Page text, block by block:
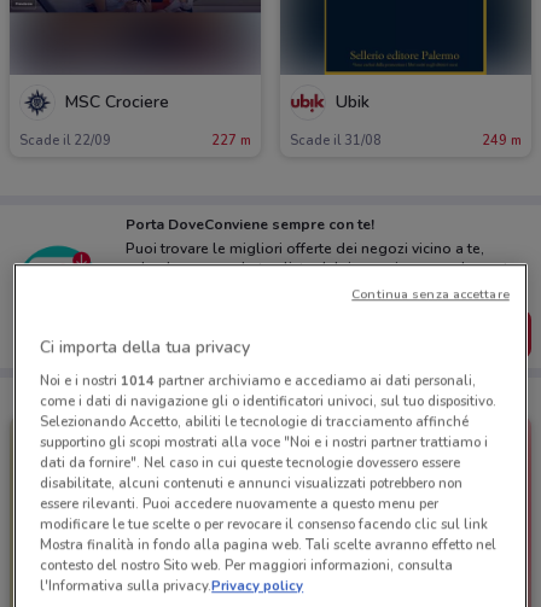
MSC Crociere
Scade il 22/09 227 m
Ubik
Scade il 31/08 249 m
Porta DoveConviene sempre con te!
Puoi trovare le migliori offerte dei negozi vicino a te,
salvarle e creare la tua lista del risparmio, comodamente
Ci importa della tua privacy
Noi e i nostri 1014partner archiviamo e accediamo ai dati personali,
come i dati di navigazione gli o identificatori univoci, sul tuo dispositivo.
Selezionando Accetto, abiliti le tecnologie di tracciamento affinché
supportino gli scopi mostrati alla voce "Noi e i nostri partner trattiamo i
dati da fornire". Nel caso in cui queste tecnologie dovessero essere
disabilitate, alcuni contenuti e annunci visualizzati potrebbero non
essere rilevanti. Puoi accedere nuovamente a questo menu per
modificare le tue scelte o per revocare il consenso facendo clic sul link
Mostra finalità in fondo alla pagina web. Tali scelte avranno effetto nel
contesto del nostro Sito web. Per maggiori informazioni, consulta
l'Informativa sulla privacy.Privacy policy
Continua senza accettare